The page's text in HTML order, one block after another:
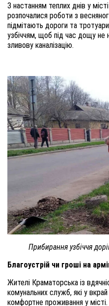
З настанням теплих днів у
розпочалися роботи з
підмітають дороги та
узбіччям, щоб під час дощу не
зливову каналізацію.
Прибирання узбіччя
Благоустрій чи гроші на
Жителі Краматорська із
комунальних служб, які у
комфортне проживання у